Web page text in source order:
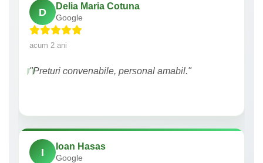
D
Delia Maria Cotuna
Google
acum 2 ani
"Preturi convenabile, personal amabil."
I
Ioan Hasas
Google